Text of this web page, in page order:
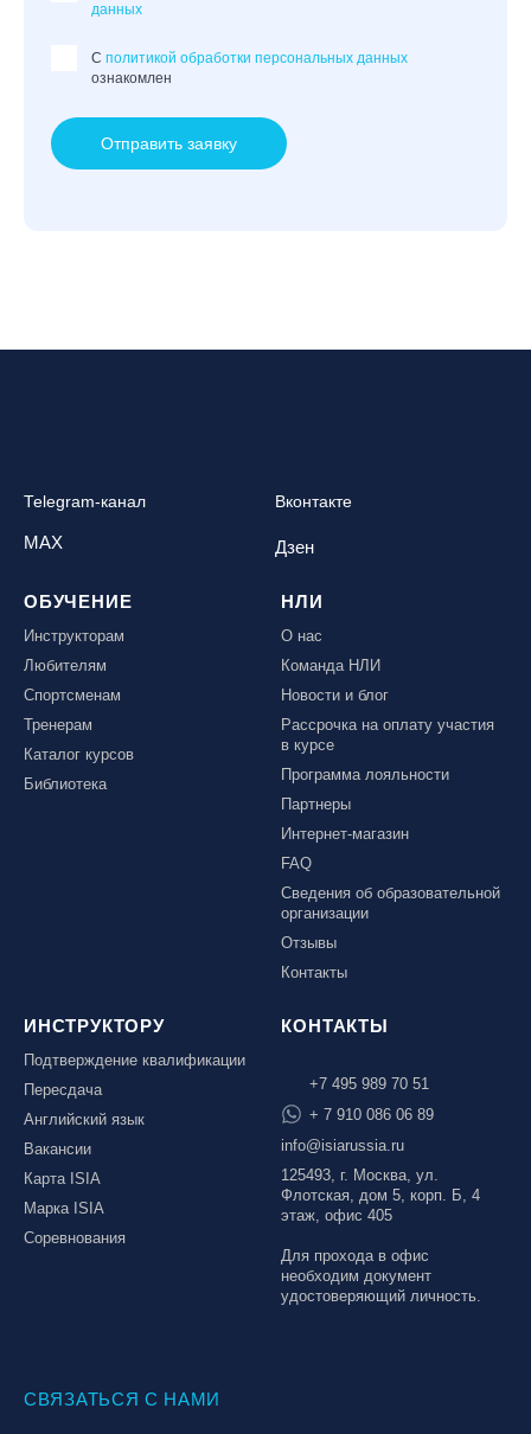
данных
C политикой обработки персональных данных
ознакомлен
Отправить заявку
Telegram-канал Вконтакте
MAX Дзен
ОБУЧЕНИЕ
Инструкторам
Любителям
Спортсменам
Тренерам
Каталог курсов
Библиотека
НЛИ
О нас
Команда НЛИ
Новости и блог
Рассрочка на оплату участия
в курсе
Программа лояльности
Партнеры
Интернет-магазин
FAQ
Сведения об образовательной
организации
Отзывы
Контакты
ИНСТРУКТОРУ
Подтверждение квалификации
Пересдача
Английский язык
Вакансии
Карта ISIA
Марка ISIA
Соревнования
КОНТАКТЫ
+7 495 989 70 51
+ 7 910 086 06 89
info@isiarussia.ru
125493, г. Москва, ул.
Флотская, дом 5, корп. Б, 4
этаж, офис 405
Для прохода в офис
необходим документ
удостоверяющий личность.
СВЯЗАТЬСЯ С НАМИ